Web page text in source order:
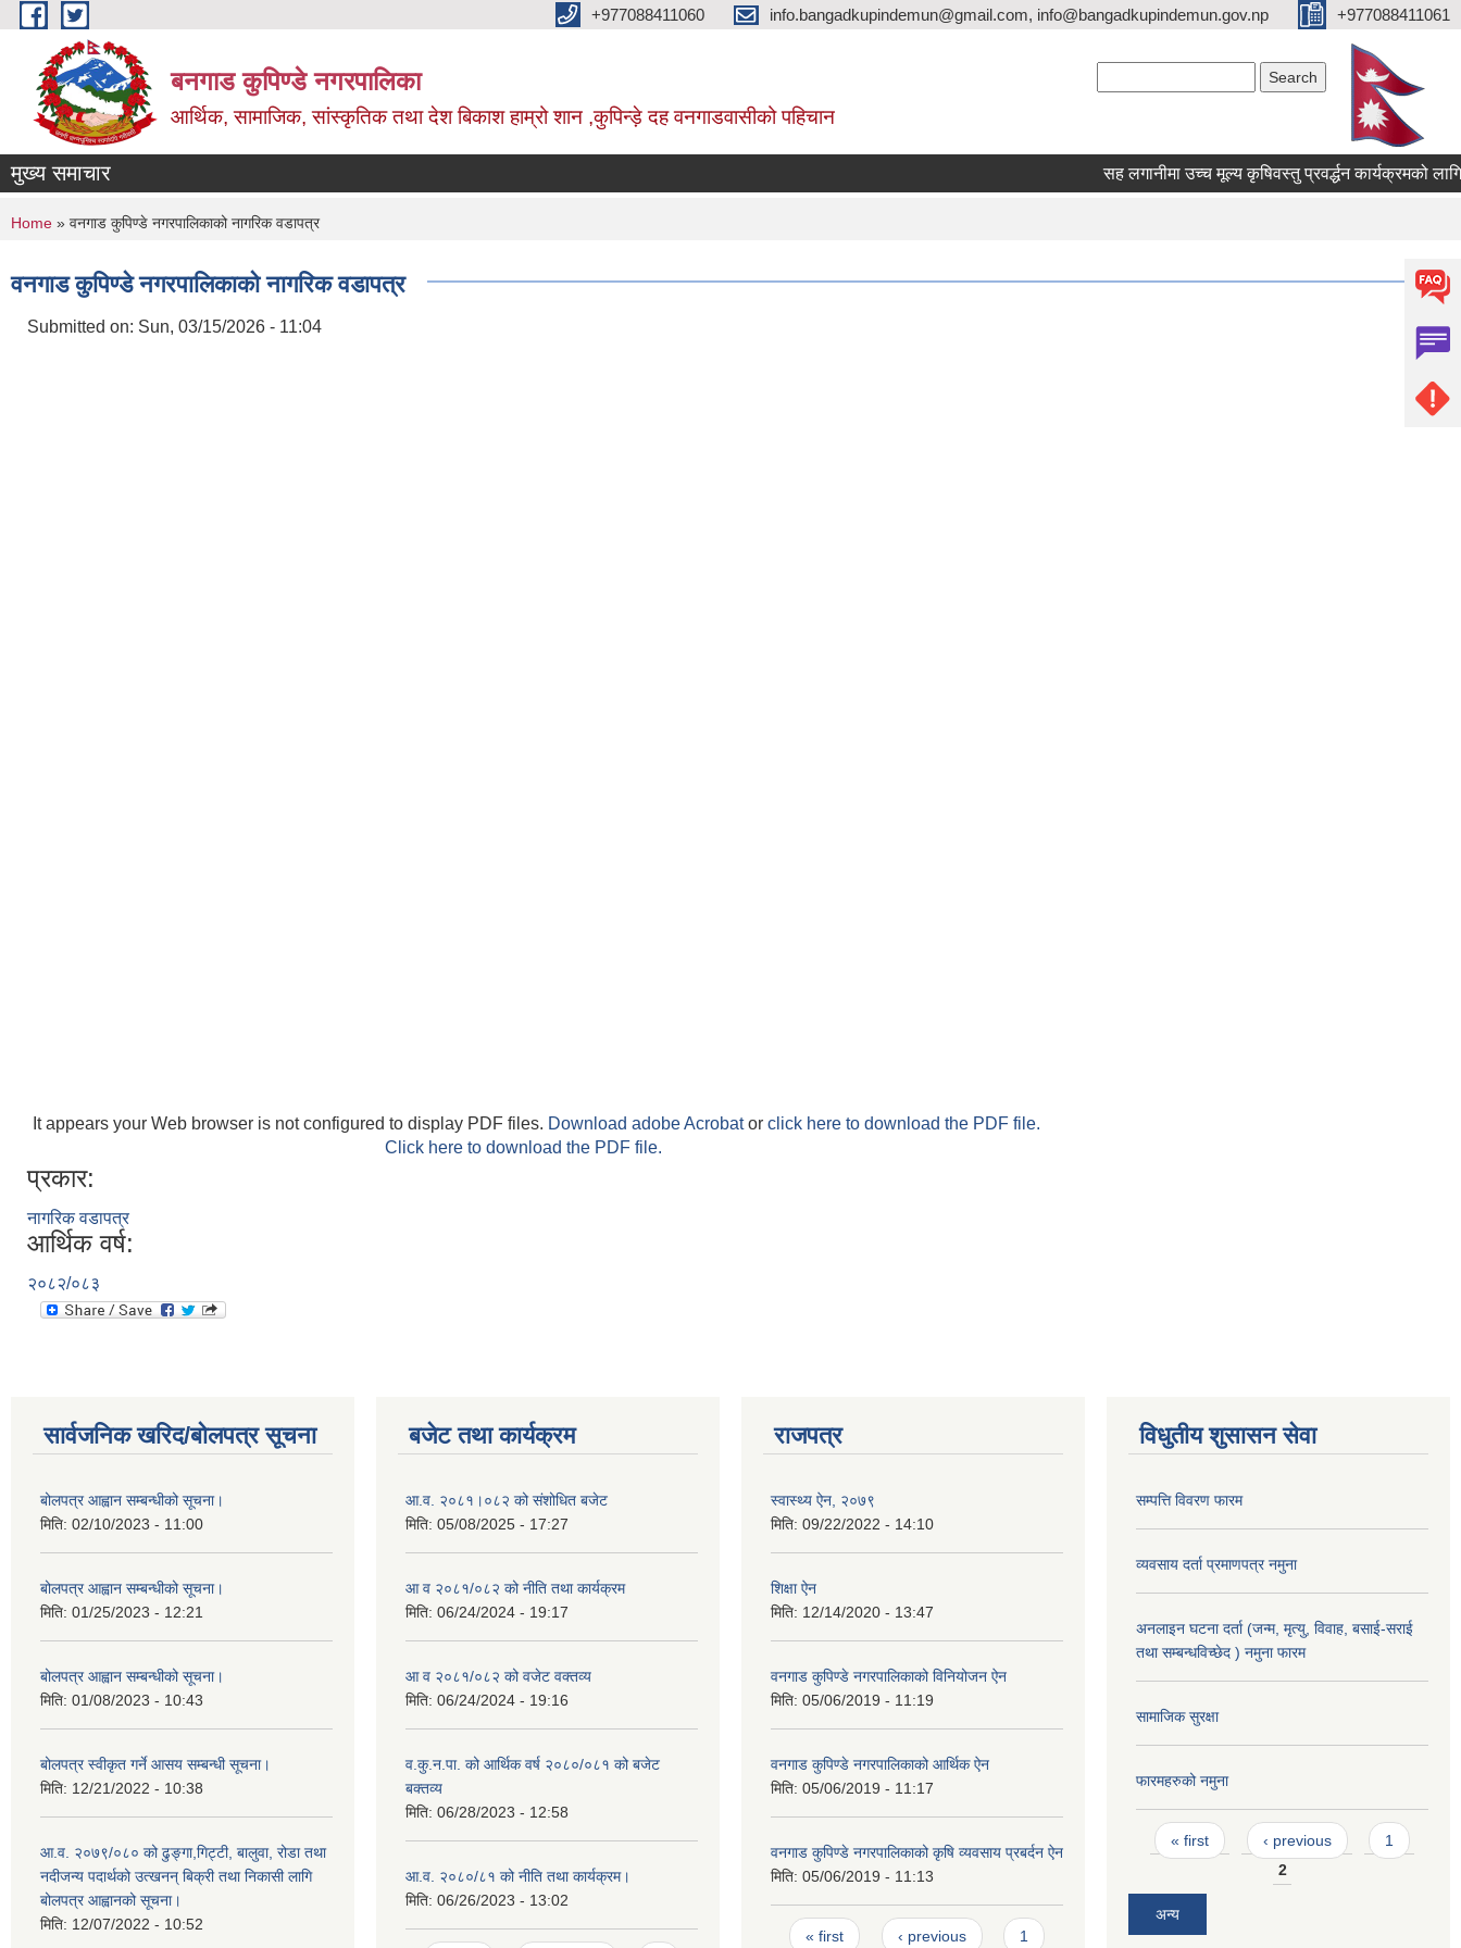
Skip to main content +977088411060 info.bangadkupindemun@gmail.com, info@bangadkupindemun.gov.np +977088411061
बनगाड कुपिण्डे नगरपालिका
आर्थिक, सामाजिक, सांस्कृतिक तथा देश बिकाश हाम्रो शान ,कुपिन्ड़े दह वनगाडवासीको पहिचान
मुख्य समाचार सह लगानीमा उच्च मूल्य कृषिवस्तु प्रवर्द्धन कार्यक्रमको लागि
You are here
Home » वनगाड कुपिण्डे नगरपालिकाको नागरिक वडापत्र
वनगाड कुपिण्डे नगरपालिकाको नागरिक वडापत्र
Submitted on: Sun, 03/15/2026 - 11:04
It appears your Web browser is not configured to display PDF files. Download adobe Acrobator click here to download the PDF file.
Click here to download the PDF file.
प्रकार:
नागरिक वडापत्र
आर्थिक वर्ष:
२०८२/०८३
सार्वजनिक खरिद/बोलपत्र सूचना
बोलपत्र आह्वान सम्बन्धीको सूचना।
मिति: 02/10/2023 - 11:00
बोलपत्र आह्वान सम्बन्धीको सूचना।
मिति: 01/25/2023 - 12:21
बोलपत्र आह्वान सम्बन्धीको सूचना।
मिति: 01/08/2023 - 10:43
बोलपत्र स्वीकृत गर्ने आसय सम्बन्धी सूचना।
मिति: 12/21/2022 - 10:38
आ.व. २०७९/०८० को ढुङ्गा,गिट्टी, बालुवा, रोडा तथा
नदीजन्य पदार्थको उत्खनन् बिक्री तथा निकासी लागि
बोलपत्र आह्वानको सूचना।
मिति: 12/07/2022 - 10:52
बजेट तथा कार्यक्रम
आ.व. २०८१।०८२ को संशोधित बजेट
मिति: 05/08/2025 - 17:27
आ व २०८१/०८२ को नीति तथा कार्यक्रम
मिति: 06/24/2024 - 19:17
आ व २०८१/०८२ को वजेट वक्तव्य
मिति: 06/24/2024 - 19:16
व.कु.न.पा. को आर्थिक वर्ष २०८०/०८१ को बजेट
बक्तव्य
मिति: 06/28/2023 - 12:58
आ.व. २०८०/८१ को नीति तथा कार्यक्रम।
मिति: 06/26/2023 - 13:02
राजपत्र
स्वास्थ्य ऐन, २०७९
मिति: 09/22/2022 - 14:10
शिक्षा ऐन
मिति: 12/14/2020 - 13:47
वनगाड कुपिण्डे नगरपालिकाको विनियोजन ऐन
मिति: 05/06/2019 - 11:19
वनगाड कुपिण्डे नगरपालिकाको आर्थिक ऐन
मिति: 05/06/2019 - 11:17
वनगाड कुपिण्डे नगरपालिकाको कृषि व्यवसाय प्रबर्दन ऐन
मिति: 05/06/2019 - 11:13
Pages
« first ‹ previous 1
विधुतीय शुसासन सेवा
सम्पत्ति विवरण फारम
व्यवसाय दर्ता प्रमाणपत्र नमुना
अनलाइन घटना दर्ता (जन्म, मृत्यु, विवाह, बसाई-सराई
तथा सम्बन्धविच्छेद ) नमुना फारम
सामाजिक सुरक्षा
फारमहरुको नमुना
Pages
« first ‹ previous
1
2
अन्य